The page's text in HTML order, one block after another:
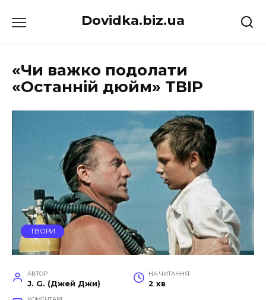
до
Dovidka.biz.ua
«Чи важко подолати
«Останній дюйм» ТВІР
ТВОРИ
АВТОР
J. G. (Джей Джи)
НА ЧИТАННЯ
2 хв